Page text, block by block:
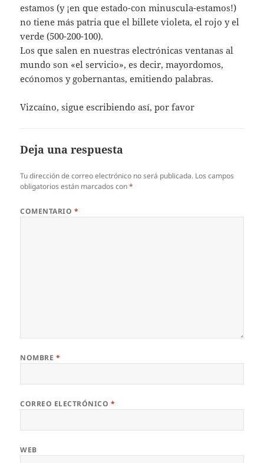
estamos (y ¡en que estado-con minuscula-estamos!)
no tiene más patria que el billete violeta, el rojo y el
verde (500-200-100).
Los que salen en nuestras electrónicas ventanas al
mundo son «el servicio», es decir, mayordomos,
ecónomos y gobernantas, emitiendo palabras.
Vizcaíno, sigue escribiendo así, por favor
Deja una respuesta
Tu dirección de correo electrónico no será publicada. Los campos
obligatorios están marcados con*
COMENTARIO *
NOMBRE *
CORREO ELECTRÓNICO *
WEB